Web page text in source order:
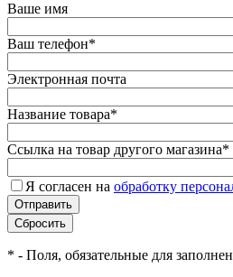
Ваше имя
Ваш телефон*
Электронная почта
Название товара*
Ссылка на товар другого магазина*
Я согласен на обработку
* - Поля, обязательные для